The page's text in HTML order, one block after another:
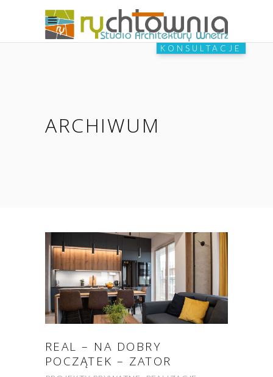
KONSULTACJE
ARCHIWUM
REAL – NA DOBRY
POCZĄTEK – ZATOR